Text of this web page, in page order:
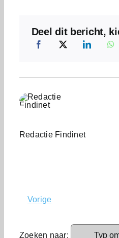
Deel dit bericht,
Redactie Findinet
Vorige
Zoeken naar: